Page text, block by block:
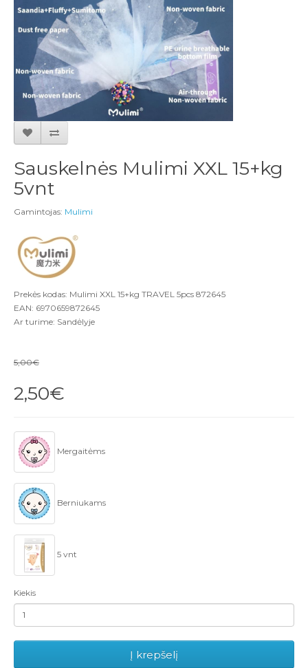
Sauskelnės Mulimi XXL 15+kg
5vnt
Gamintojas: Mulimi
Prekės kodas: Mulimi XXL 15+kg TRAVEL 5pcs 872645
EAN: 6970659872645
Ar turime: Sandėlyje
5,00€
2,50€
Mergaitėms
Berniukams
5 vnt
Kiekis
Į krepšelį